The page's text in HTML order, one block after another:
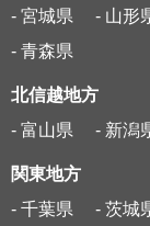
- 宮城県
- 山形
- 青森県
北信越地方
- 富山県
- 新潟
関東地方
- 千葉県
- 茨城